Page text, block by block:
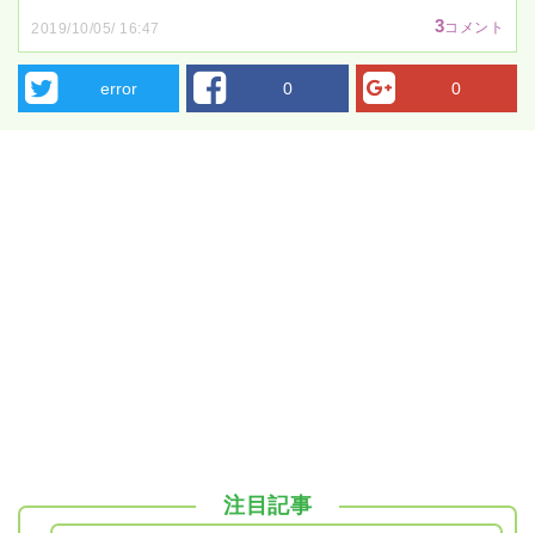
2019/10/05/ 16:47 3コメント
error 0 0
注目記事